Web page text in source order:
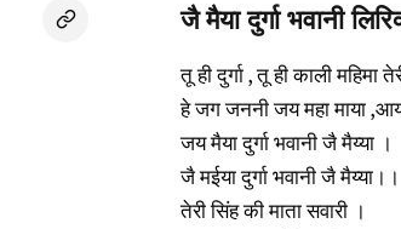
जै मैया दुर्गा भवानी
तू ही दुर्गा , तू ही काली महिमा
हे जग जननी जय महा माया
जय मैया दुर्गा भवानी जै मैय्या ।
जै मईया दुर्गा भवानी जै मैय्या।।
तेरी सिंह की माता सवारी ।